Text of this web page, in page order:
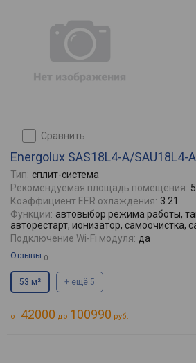
сравнить
Energolux SAS18L4-A/SAU18L4-A
Тип: сплит-система
Рекомендуемая площадь помещения:
Коэффициент EER охлаждения: 3.21
Функции: автовыбор режима работы,
авторестарт, ионизатор, самоочистка,
Подключение Wi-Fi модуля: да
Отзывы 0
53 м² + ещё 5
от 42000 до 100990 руб.